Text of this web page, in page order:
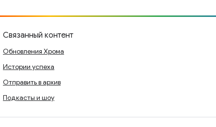
Связанный контент
Обновления Хрома
Истории успеха
Отправить в архив
Подкасты и шоу